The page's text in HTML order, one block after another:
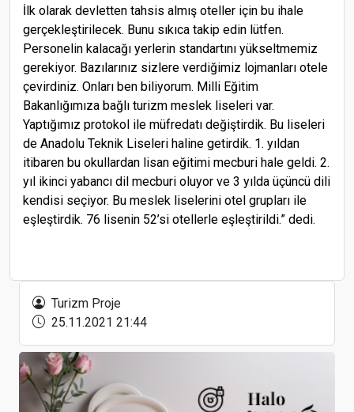
İlk olarak devletten tahsis almış oteller için bu ihale
gerçekleştirilecek. Bunu sıkıca takip edin lütfen.
Personelin kalacağı yerlerin standartını yükseltmemiz
gerekiyor. Bazılarınız sizlere verdiğimiz lojmanları otele
çevirdiniz. Onları ben biliyorum. Milli Eğitim
Bakanlığımıza bağlı turizm meslek liseleri var.
Yaptığımız protokol ile müfredatı değiştirdik. Bu liseleri
de Anadolu Teknik Liseleri haline getirdik. 1. yıldan
itibaren bu okullardan lisan eğitimi mecburi hale geldi. 2.
yıl ikinci yabancı dil mecburi oluyor ve 3 yılda üçüncü dili
kendisi seçiyor. Bu meslek liselerini otel grupları ile
eşleştirdik. 76 lisenin 52’si otellerle eşleştirildi.” dedi.
Turizm Proje
25.11.2021 21:44
koşullarını güncelledi
MSA'nın Restoranı: Bir restorandan fazlası,
yaşayan bir eğitim modeli